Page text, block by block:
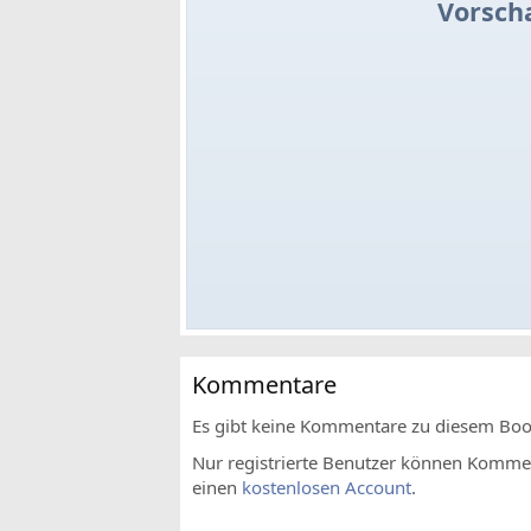
Kommentare
Es gibt keine Kommentare zu diesem
Nur registrierte Benutzer können
einen kostenlosen Account.